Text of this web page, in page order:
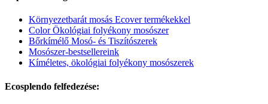
Környezetbarát mosás Ecover termékekkel
Color Ökológiai folyékony mosószer
Bőrkímélő Mosó- és Tiszítószerek
Mosószer-bestsellereink
Kíméletes, ökológiai folyékony mosószerek
Ecosplendo felfedezése: